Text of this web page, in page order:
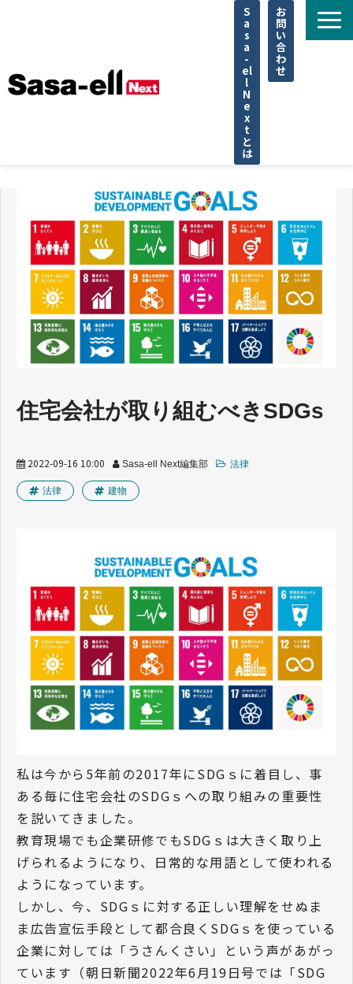
S
a
s
a
-
el
l
N
e
x
t
と
は
お
問
い
合
わ
せ
不動産
専門家
法律
企業取材
セミナー
調査データ
住宅会社が取り組むべきSDGs
2022-09-16 10:00 Sasa-ell Next編集部 法律
法律 建物
私は今から5年前の2017年にSDGｓに着目し、事
ある毎に住宅会社のSDGｓへの取り組みの重要性
を説いてきました。
教育現場でも企業研修でもSDGｓは大きく取り上
げられるようになり、日常的な用語として使われる
ようになっています。
しかし、今、SDGｓに対する正しい理解をせぬま
ま広告宣伝手段として都合良くSDGｓを使っている
企業に対しては「うさんくさい」という声があがっ
ています（朝日新聞2022年6月19日号では「SDG